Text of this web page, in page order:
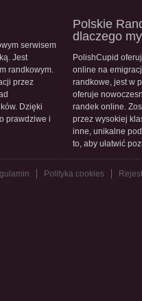
serwisem
Jest
randkowym.
przez
Dzięki
prawdziwe i
Polskie
dlaczego
PolishCupid
online na
randkowe, jest w
oferuje
randek online.
przez wysokiej
inne, unikalne
to, aby ułatwić
Polityka cookies